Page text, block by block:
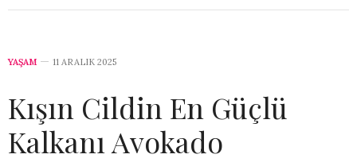
YAŞAM 11 ARALIK 2025
Kışın Cildin En Güçlü
Kalkanı Avokado